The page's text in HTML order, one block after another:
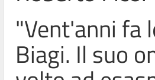
"Vent'anni fa
Biagi. Il suo